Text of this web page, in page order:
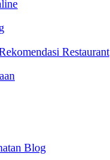
Restaurant
Blog